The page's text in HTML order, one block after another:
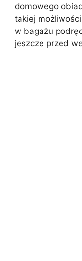
domowego
takiej
w bagażu
jeszcze przed